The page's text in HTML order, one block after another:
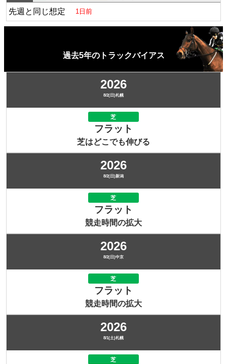
先週と同じ想定 1日前
過去5年のトラックバイアス
2026
8/2(日)札幌
芝
フラット
芝はどこでも伸びる
2026
8/2(日)新潟
芝
フラット
競走時間の拡大
2026
8/2(日)中京
芝
フラット
競走時間の拡大
2026
8/1(土)札幌
芝